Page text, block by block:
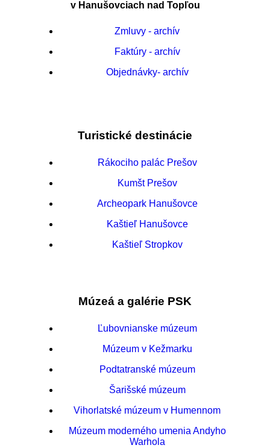
v Hanušovciach nad Topľou
Zmluvy - archív
Faktúry - archív
Objednávky- archív
Turistické destinácie
Rákociho palác Prešov
Kumšt Prešov
Archeopark Hanušovce
Kaštieľ Hanušovce
Kaštieľ Stropkov
Múzeá a galérie PSK
Ľubovnianske múzeum
Múzeum v Kežmarku
Podtatranské múzeum
Šarišské múzeum
Vihorlatské múzeum v Humennom
Múzeum moderného umenia Andyho
Warhola